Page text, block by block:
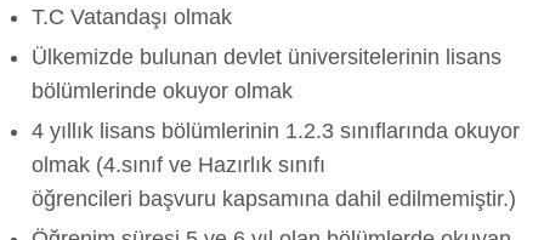
T.C Vatandaşı olmak
Ülkemizde bulunan devlet üniversitelerinin lisans
bölümlerinde okuyor olmak
4 yıllık lisans bölümlerinin 1.2.3 sınıflarında okuyor
olmak (4.sınıf ve Hazırlık sınıfı
öğrencileri başvuru kapsamına dahil edilmemiştir.)